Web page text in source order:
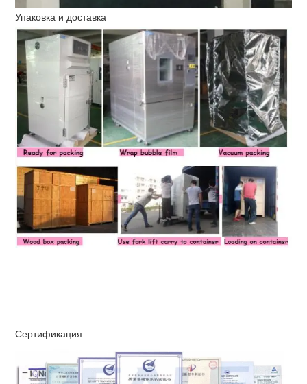
Упаковка и доставка
Сертификация